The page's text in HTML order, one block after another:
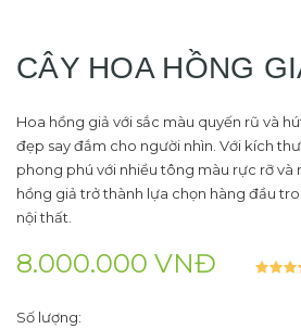
CÂY HOA HỒNG
Hoa hồng giả với sắc màu quyến rũ và
đẹp say đắm cho người nhìn. Với kích
phong phú với nhiều tông màu rực rỡ và
hồng giả trở thành lựa chọn hàng đầu
nội thất.
8.000.000 VNĐ
Số lượng: